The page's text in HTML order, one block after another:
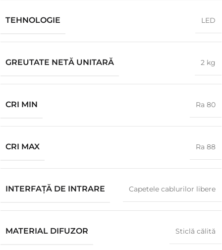
TEHNOLOGIE LED
GREUTATE NETĂ UNITARĂ 2 kg
CRI MIN Ra 80
CRI MAX Ra 88
INTERFAȚĂ DE INTRARE Capetele cablurilor libere
MATERIAL DIFUZOR Sticlă călită